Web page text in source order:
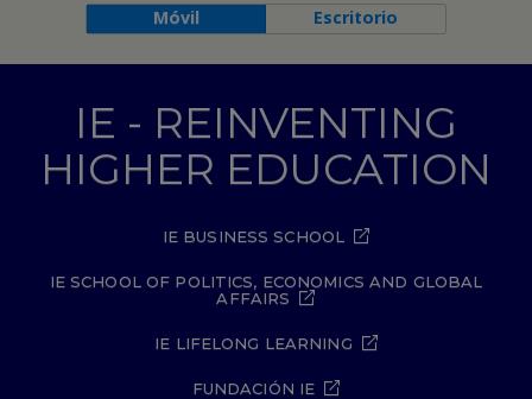
Móvil Escritorio
IE - REINVENTING
HIGHER EDUCATION
IE BUSINESS SCHOOL
IE SCHOOL OF POLITICS, ECONOMICS AND GLOBAL
AFFAIRS
IE LIFELONG LEARNING
FUNDACIÓN IE